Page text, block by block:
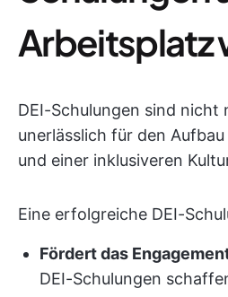
Arbeitsplatz
DEI-Schulungen sind
unerlässlich für den
und einer inklusiveren
Eine erfolgreiche DEI-
Fördert das
DEI-Schulungen